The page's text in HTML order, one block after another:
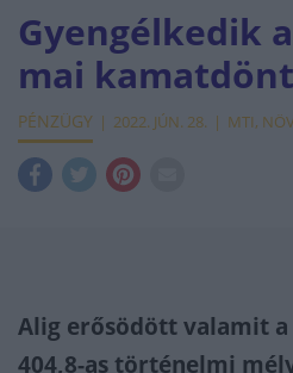
Gyengélkedik
mai
PÉNZÜGY 2022. JÚN. 28. MTI,
Alig erősödött valamit
404,8-as történelmi